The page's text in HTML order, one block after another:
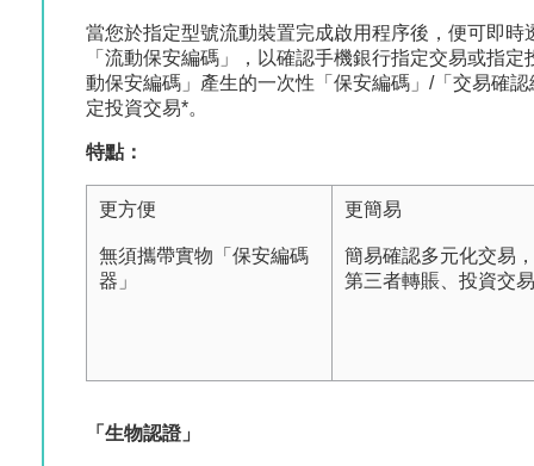
當您於指定型號流動裝置完成啟用程序後，便可即
「流動保安編碼」，以確認手機銀行指定交易或指
動保安編碼」產生的一次性「保安編碼」/「交易確
定投資交易*。
特點：
更方便
無須攜帶實物「保安編碼
器」
更簡易
簡易確認多元化交易
第三者轉賬、投資交
「生物認證」